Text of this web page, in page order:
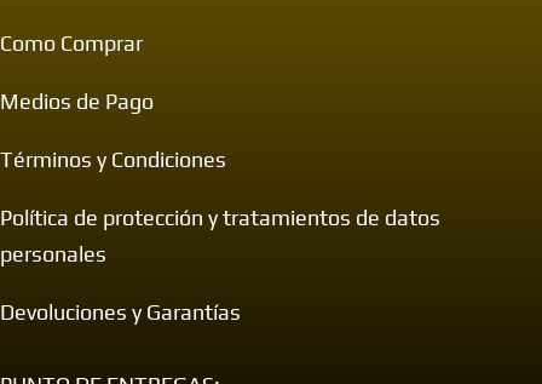
Como Comprar
Medios de Pago
Términos y Condiciones
Política de protección y tratamientos de datos
personales
Devoluciones y Garantías